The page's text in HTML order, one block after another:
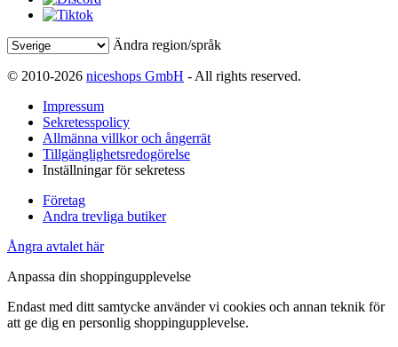
Ändra region/språk
© 2010-2026 niceshops GmbH - All rights reserved.
Impressum
Sekretesspolicy
Allmänna villkor och ångerrät
Tillgänglighetsredogörelse
Inställningar för sekretess
Företag
Andra trevliga butiker
Ångra avtalet här
Anpassa din shoppingupplevelse
Endast med ditt samtycke använder vi cookies och annan teknik för
att ge dig en personlig shoppingupplevelse.